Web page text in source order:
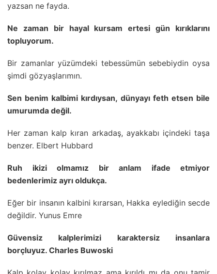
yazsan ne fayda.
Ne zaman bir hayal kursam ertesi gün kırıklarını
topluyorum.
Bir zamanlar yüzümdeki tebessümün sebebiydin oysa
şimdi gözyaşlarımın.
Sen benim kalbimi kırdıysan, dünyayı feth etsen bile
umurumda değil.
Her zaman kalp kıran arkadaş, ayakkabı içindeki taşa
benzer. Elbert Hubbard
Ruh ikizi olmamız bir anlam ifade etmiyor
bedenlerimiz ayrı oldukça.
Eğer bir insanın kalbini kırarsan, Hakka eylediğin secde
değildir. Yunus Emre
Güvensiz kalplerimizi karaktersiz insanlara
borçluyuz. Charles Buwoski